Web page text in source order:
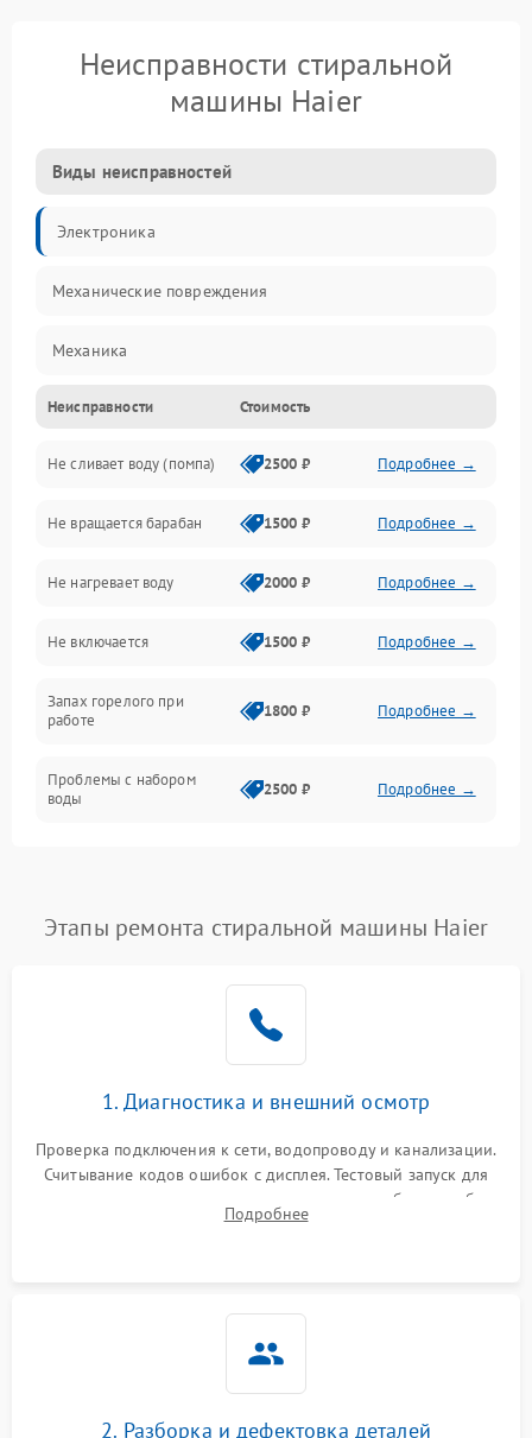
Неисправности стиральной
машины Haier
Виды неисправностей
Электроника
Механические повреждения
Механика
Электропитание
Водоснабжение
Слив
Программное обеспечение
Неисправности Стоимость
Не сливает воду (помпа) 2500 ₽ Подробнее →
Не вращается барабан 1500 ₽ Подробнее →
Не нагревает воду 2000 ₽ Подробнее →
Не включается 1500 ₽ Подробнее →
Запах горелого при
работе
1800 ₽ Подробнее →
Проблемы с набором
воды
2500 ₽ Подробнее →
Замена платы управления Подробнее →
Этапы ремонта стиральной машины Haier
1. Диагностика и внешний осмотр
Проверка подключения к сети, водопроводу и канализации.
Считывание кодов ошибок с дисплея. Тестовый запуск для
выявления посторонних шумов, протечек или сбоев в работе
электронного модуля управления.
Подробнее
2. Разборка и дефектовка деталей